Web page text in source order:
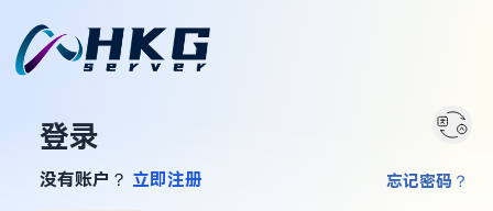
登录
没有账户？ 立即注册 忘记密码？